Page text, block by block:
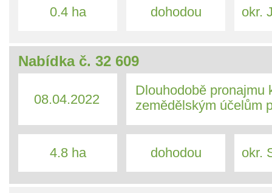
0.4 ha dohodou okr.
Nabídka č. 32 609
08.04.2022
Dlouhodobě pronajmu
zemědělským účelům
4.8 ha dohodou okr.